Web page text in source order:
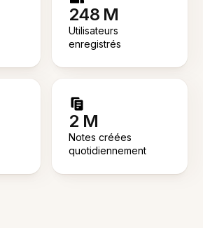
248 M
Utilisateurs
enregistrés
2 M
Notes créées
quotidiennement